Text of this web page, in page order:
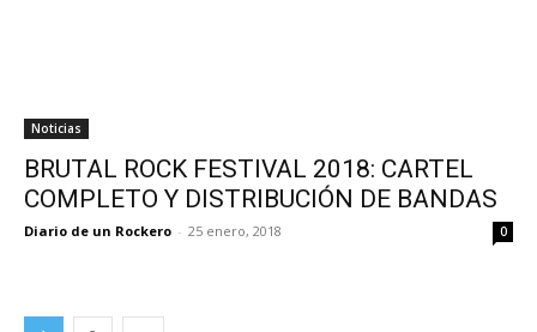
Noticias
BRUTAL ROCK FESTIVAL 2018: CARTEL
COMPLETO Y DISTRIBUCIÓN DE BANDAS
Diario de un Rockero - 25 enero, 2018 0